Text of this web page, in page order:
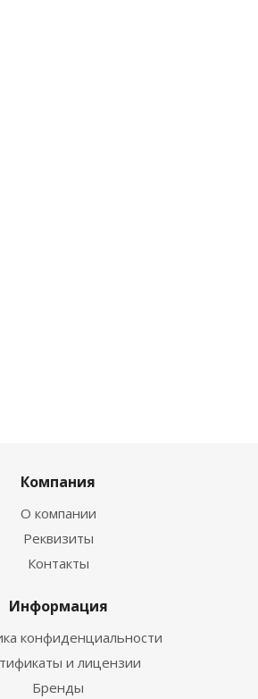
Компания
О компании
Реквизиты
Контакты
Информация
конфиденциальности
и лицензии
Бренды